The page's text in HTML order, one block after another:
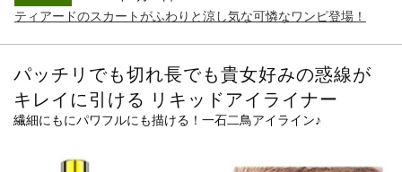
ティアードのスカートがふわりと涼し気な可憐なワンピ登場！
パッチリでも切れ長でも貴女好みの惑線が
キレイに引ける リキッドアイライナー
繊細にもにパワフルにも描ける！一石二鳥アイライン♪